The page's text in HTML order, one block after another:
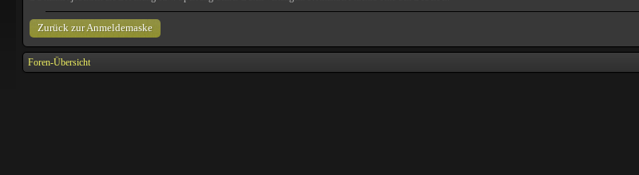
Zurück zur Anmeldemaske
Foren-Übersicht